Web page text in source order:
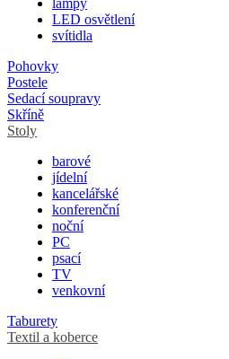
lampy
LED osvětlení
svítidla
Pohovky
Postele
Sedací soupravy
Skříně
Stoly
barové
jídelní
kancelářské
konferenční
noční
PC
psací
TV
venkovní
Taburety
Textil a koberce